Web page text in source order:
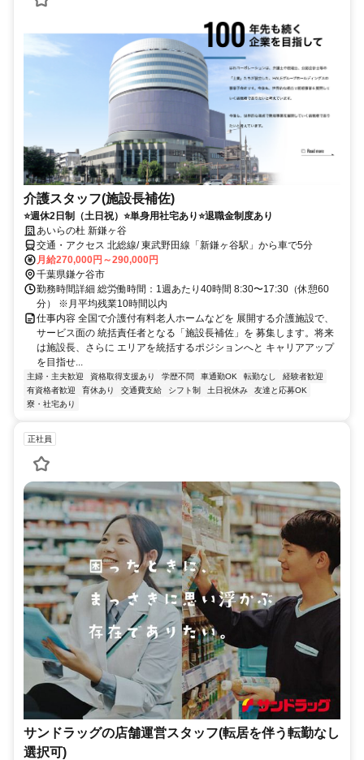
介護スタッフ(施設長補佐)
⭐️週休2日制（土日祝）⭐️単身用社宅あり⭐️退職金制度あり
あいらの杜 新鎌ヶ谷
交通・アクセス 北総線/ 東武野田線「新鎌ヶ谷駅」から車で5分
月給270,000円～290,000円
千葉県鎌ケ谷市
勤務時間詳細 総労働時間：1週あたり40時間 8:30〜17:30（休憩60
分） ※月平均残業10時間以内
仕事内容 全国で介護付有料老人ホームなどを 展開する介護施設で、
サービス面の 統括責任者となる「施設長補佐」を 募集します。将来
は施設長、さらに エリアを統括するポジションへと キャリアアップ
を目指せ...
主婦・主夫歓迎 資格取得支援あり 学歴不問 車通勤OK 転勤なし
経験者歓迎
有資格者歓迎
育休あり 交通費支給 シフト制 土日祝休み
友達と応募OK
寮・社宅あり
正社員
サンドラッグの店舗運営スタッフ(転居を伴う転勤なし
選択可)